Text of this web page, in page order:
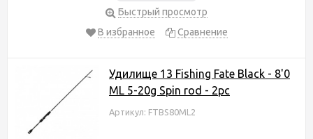
Быстрый просмотр
В избранное
Сравнение
Удилище 13 Fishing Fate Black - 8'0
ML 5-20g Spin rod - 2pc
Артикул: FTBS80ML2